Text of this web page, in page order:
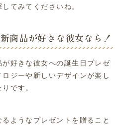
てみてくださいね。
商品が好きな彼女なら！
好きな彼女への誕生日プレゼ
ジーや新しいデザインが楽し
です。
ようなプレゼントを贈ること